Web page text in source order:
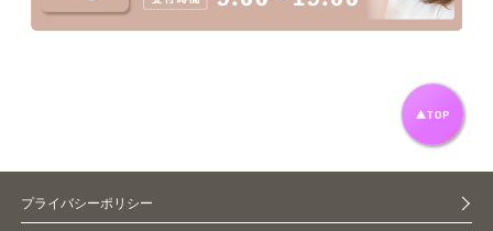
プライバシーポリシー